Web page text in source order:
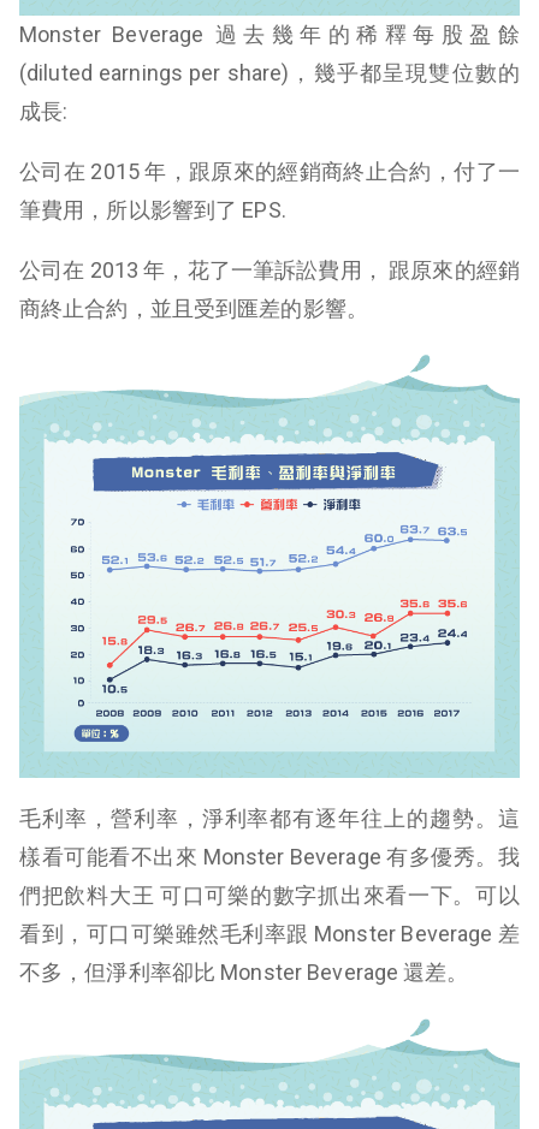
Monster Beverage 過去幾年的稀釋每股盈餘
(diluted earnings per share)，幾乎都呈現雙位數的
成長:
公司在 2015 年，跟原來的經銷商終止合約，付了一
筆費用，所以影響到了 EPS.
公司在 2013 年，花了一筆訴訟費用， 跟原來的經銷
商終止合約，並且受到匯差的影響。
毛利率，營利率，淨利率都有逐年往上的趨勢。這
樣看可能看不出來 Monster Beverage 有多優秀。我
們把飲料大王 可口可樂的數字抓出來看一下。可以
看到，可口可樂雖然毛利率跟 Monster Beverage 差
不多，但淨利率卻比 Monster Beverage 還差。